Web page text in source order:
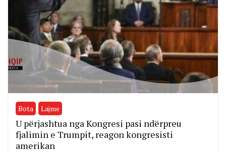
Bota Lajme
U përjashtua nga Kongresi pasi ndërpreu
fjalimin e Trumpit, reagon kongresisti
amerikan